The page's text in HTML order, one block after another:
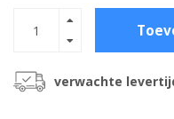
verwachte